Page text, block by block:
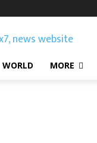
WORLD MORE